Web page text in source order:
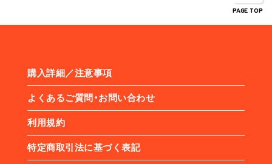
購入詳細／注意事項
よくあるご質問・お問い合わせ
利用規約
特定商取引法に基づく表記
PAGE TOP